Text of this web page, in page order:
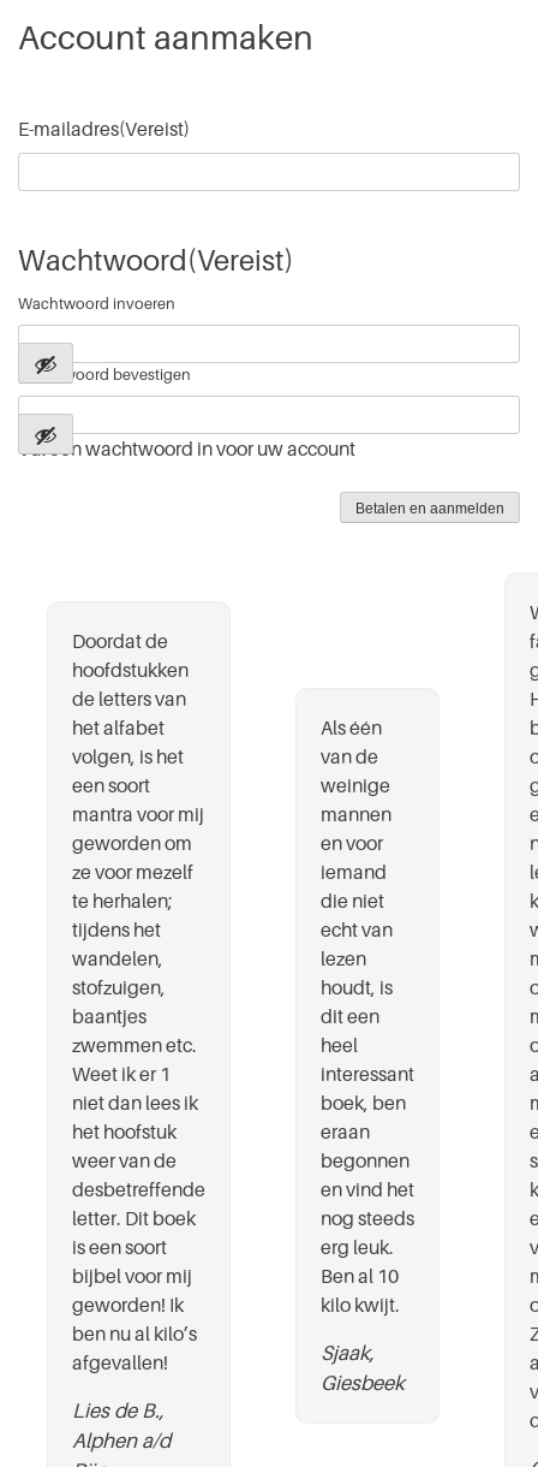
Account aanmaken
E-mailadres(Vereist)
Wachtwoord(Vereist)
Wachtwoord invoeren
Wachtwoord bevestigen
Vul een wachtwoord in voor uw account
Doordat de
hoofdstukken
de letters van
het alfabet
volgen, is het
een soort
mantra voor mij
geworden om
ze voor mezelf
te herhalen;
tijdens het
wandelen,
stofzuigen,
baantjes
zwemmen etc.
Weet ik er 1
niet dan lees ik
het hoofstuk
weer van de
desbetreffende
letter. Dit boek
is een soort
bijbel voor mij
geworden! Ik
ben nu al kilo’s
afgevallen!
Lies de B.,
Alphen a/d
Als één
van de
weinige
mannen
en voor
iemand
die niet
echt van
lezen
houdt, is
dit een
heel
interessant
boek, ben
eraan
begonnen
en vind het
nog steeds
erg leuk.
Ben al 10
kilo kwijt.
Sjaak,
Giesbeek